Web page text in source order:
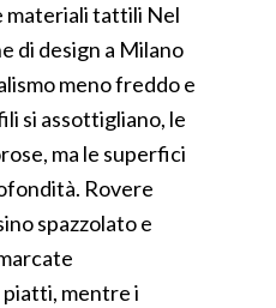
materiali tattili Nel
di design a Milano
meno freddo e
si assottigliano, le
ma le superfici
Rovere
spazzolato e
mentre i